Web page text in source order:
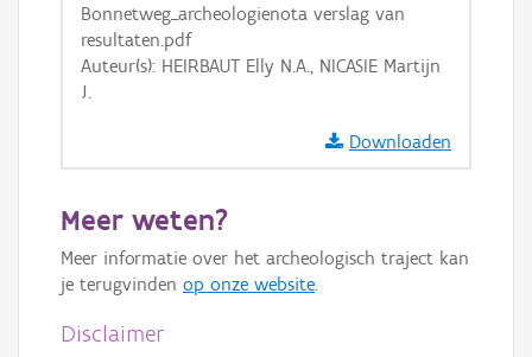
Bonnetweg_archeologienota verslag van
resultaten.pdf
Auteur(s): HEIRBAUT Elly N.A., NICASIE Martijn
J.
Downloaden
Meer weten?
Meer informatie over het archeologisch traject kan
je terugvinden op onze website.
Disclaimer